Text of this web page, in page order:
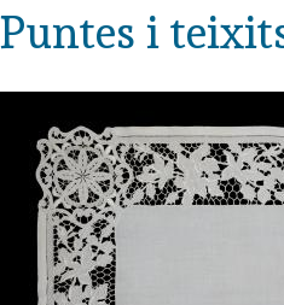
Puntes i